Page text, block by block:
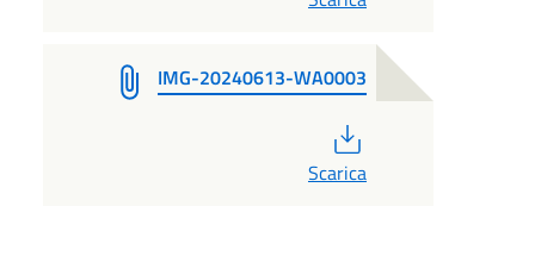
IMG-20240613-WA0003
Scarica